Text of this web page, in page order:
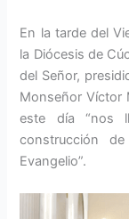
En la tarde del
la Diócesis de
del Señor,
Monseñor Víctor
este día “nos
construcción
Evangelio”.